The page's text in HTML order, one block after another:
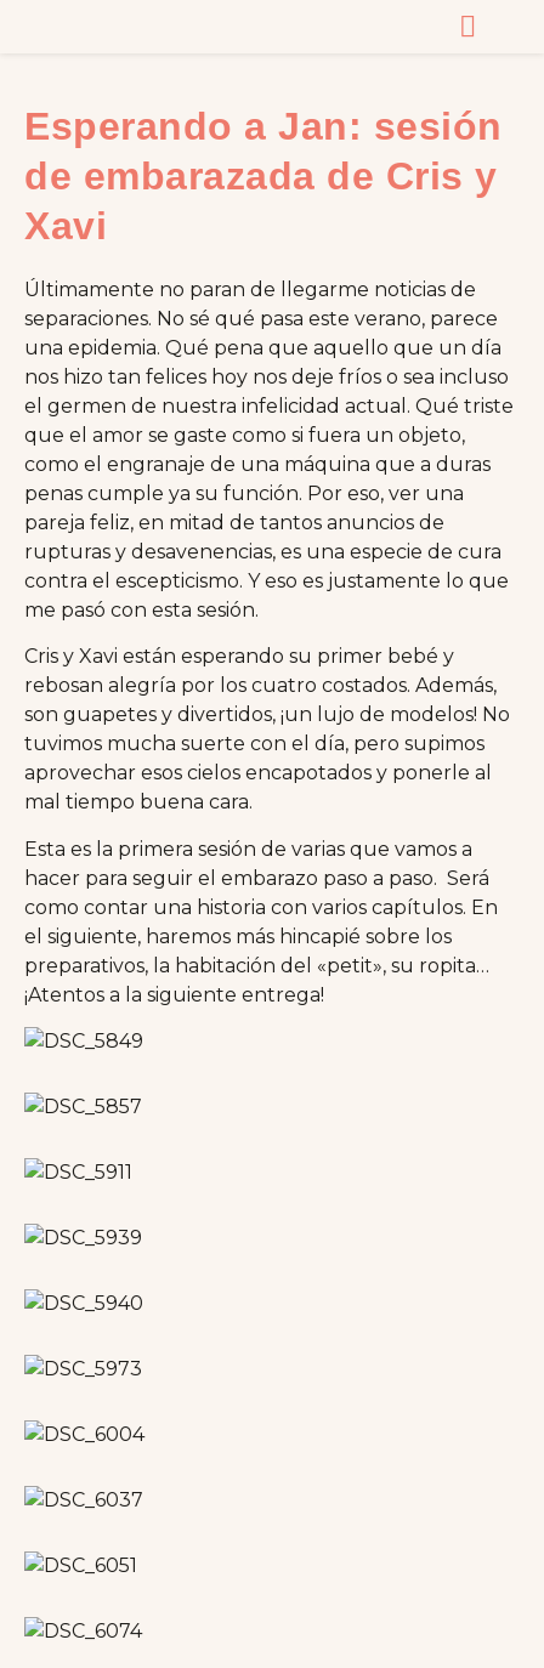
Esperando a Jan: sesión
de embarazada de Cris y
Xavi
Últimamente no paran de llegarme noticias de
separaciones. No sé qué pasa este verano, parece
una epidemia. Qué pena que aquello que un día
nos hizo tan felices hoy nos deje fríos o sea incluso
el germen de nuestra infelicidad actual. Qué triste
que el amor se gaste como si fuera un objeto,
como el engranaje de una máquina que a duras
penas cumple ya su función. Por eso, ver una
pareja feliz, en mitad de tantos anuncios de
rupturas y desavenencias, es una especie de cura
contra el escepticismo. Y eso es justamente lo que
me pasó con esta sesión.
Cris y Xavi están esperando su primer bebé y
rebosan alegría por los cuatro costados. Además,
son guapetes y divertidos, ¡un lujo de modelos! No
tuvimos mucha suerte con el día, pero supimos
aprovechar esos cielos encapotados y ponerle al
mal tiempo buena cara.
Esta es la primera sesión de varias que vamos a
hacer para seguir el embarazo paso a paso. Será
como contar una historia con varios capítulos. En
el siguiente, haremos más hincapié sobre los
preparativos, la habitación del «petit», su ropita…
¡Atentos a la siguiente entrega!